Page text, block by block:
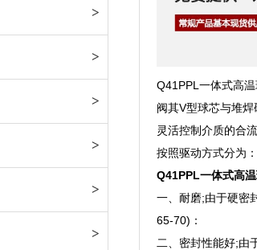
Q41PPL一体式高
阀其V型球芯与堆
灵活控制介质的合
按照驱动方式分为
Q41PPL一体式高
一、耐磨;由于硬密
65-70)：
二、密封性能好;由